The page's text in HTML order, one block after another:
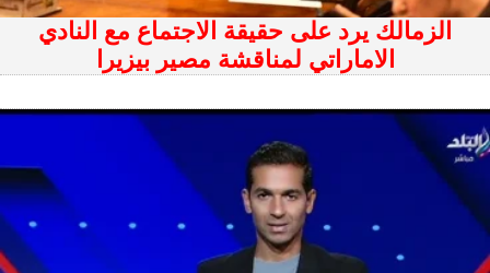
الزمالك يرد على حقيقة الاجتماع مع النادي
الاماراتي لمناقشة مصير بيزيرا